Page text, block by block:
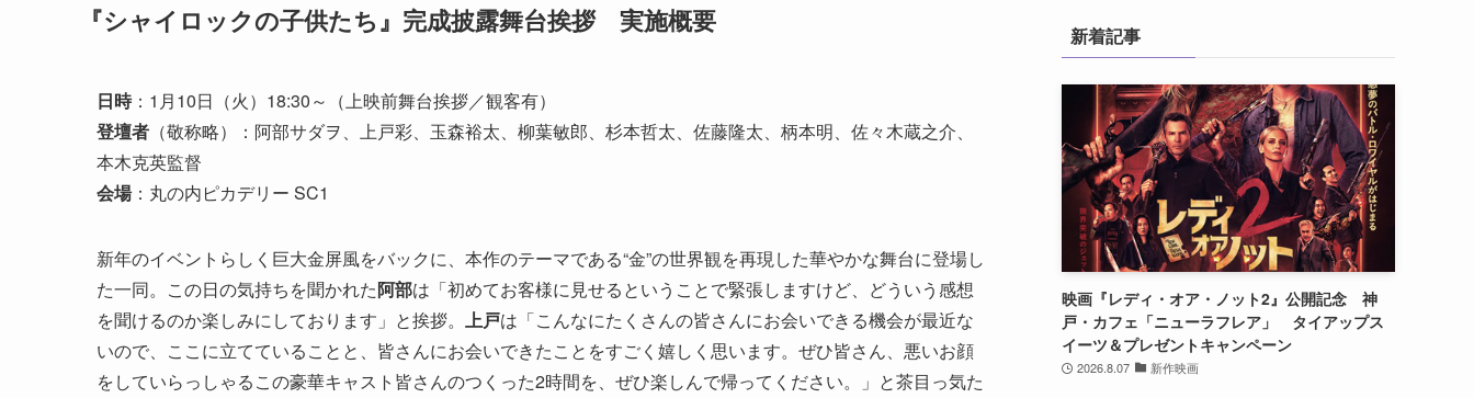
『シャイロックの子供たち』完成披露舞台挨拶 実施概要
日時：1月10日（火）18:30～（上映前舞台挨拶／観客有）
登壇者 （敬称略）：阿部サダヲ、上戸彩、玉森裕太、柳葉敏郎、杉本哲太、佐藤隆太、柄本明、佐々木蔵之介、
本木克英監督
会場：丸の内ピカデリー SC1
新年のイベントらしく巨大金屏風をバックに、本作のテーマである“金”の世界観を再現した華やかな舞台に登場し
た一同。この日の気持ちを聞かれた阿部は「初めてお客様に見せるということで緊張しますけど、どういう感想
を聞けるのか楽しみにしております」と挨拶。 上戸は「こんなにたくさんの皆さんにお会いできる機会が最近な
いので、ここに立てていることと、皆さんにお会いできたことをすごく嬉しく思います。ぜひ皆さん、悪いお顔
をしていらっしゃるこの豪華キャスト皆さんのつくった2時間を、ぜひ楽しんで帰ってください。」と茶目っ気た
新着記事
映画『レディ・オア・ノット2』公開記念 神
戸・カフェ「ニューラフレア」 タイアップス
イーツ＆プレゼントキャンペーン
2026.8.07 新作映画